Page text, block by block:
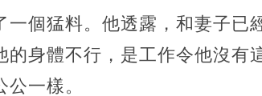
個猛料。他透露，和妻子已
的身體不行，是工作令他沒有
一樣。